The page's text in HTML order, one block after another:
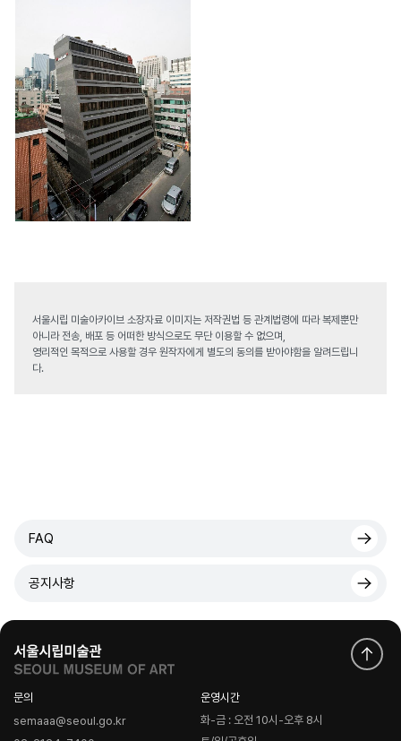
서울시립 미술아카이브 소장자료 이미지는 저작권법 등 관계법령에 따라 복제뿐만
아니라 전송, 배포 등 어떠한 방식으로도 무단 이용할 수 없으며,
영리적인 목적으로 사용할 경우 원작자에게 별도의 동의를 받아야함을 알려드립니
다.
FAQ
공지사항
문의
semaaa@seoul.go.kr
운영시간
화-금 : 오전 10시-오후 8시